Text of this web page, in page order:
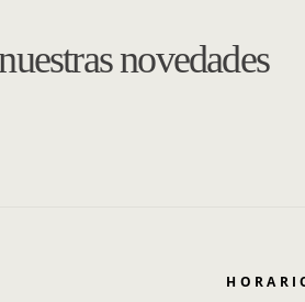
novedades